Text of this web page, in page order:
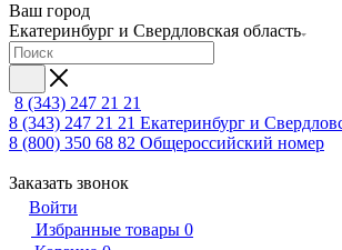
Ваш город
Екатеринбург и Свердловская область
8 (343) 247 21 21
8 (343) 247 21 21 Екатеринбург и
8 (800) 350 68 82 Общероссийский номер
Заказать звонок
Войти
Избранные товары 0